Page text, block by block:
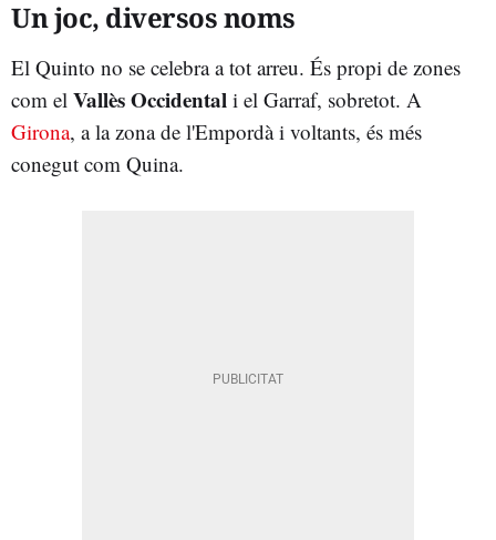
Un joc, diversos noms
El Quinto no se celebra a tot arreu. És propi de zones
com el Vallès Occidental i el Garraf, sobretot. A
Girona, a la zona de l'Empordà i voltants, és més
conegut com Quina.